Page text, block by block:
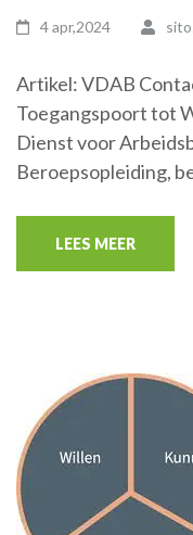
4 apr,2024
Artikel: VDAB
Toegangspoort tot
Dienst voor
Beroepsopleiding,
LEES MEER